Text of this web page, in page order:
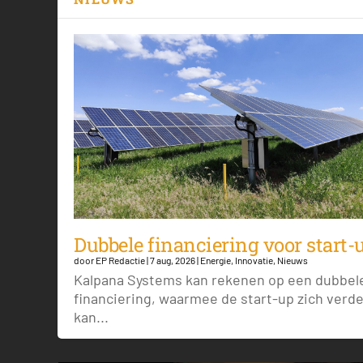
Dubbele financiering voor start-
door EP Redactie|7 aug, 2026| Energie, Innovatie, Nieuws
Kalpana Systems kan rekenen op een
financiering, waarmee de start-up zich
kan...